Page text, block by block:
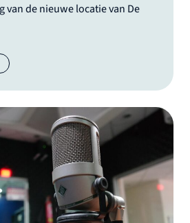
van de nieuwe locatie van De